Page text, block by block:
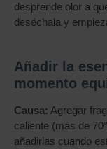
desprende olor a
deséchala y
Añadir la
momento
Causa: Agregar
caliente (más de
añadirlas cuando